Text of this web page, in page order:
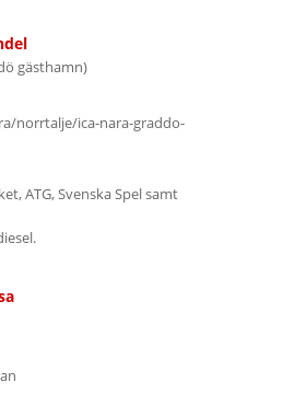
gästhamn)
norrtalje/ica-nara-graddo-
ATG, Svenska Spel samt